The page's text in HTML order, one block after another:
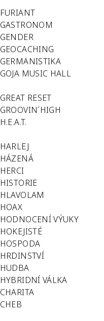
FURIANT
GASTRONOM
GENDER
GEOCACHING
GERMANISTIKA
GOJA MUSIC HALL
GREAT RESET
GROOVIN´HIGH
H.E.A.T.
HARLEJ
HÁZENÁ
HERCI
HISTORIE
HLAVOLAM
HOAX
HODNOCENÍ VÝUKY
HOKEJISTÉ
HOSPODA
HRDINSTVÍ
HUDBA
HYBRIDNÍ VÁLKA
CHARITA
CHEB